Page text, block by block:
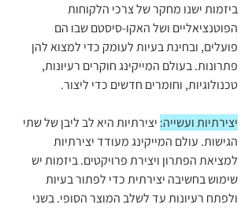
ביזמות ישנו מחקר של צרכי הלקוחות
הפוטנציאליים ושל האקו-סיסטם שבו הם
פועלים, ובחינת בעיות לעומק כדי למצוא להן
פתרונות. בעולם המייקינג חוקרים רעיונות,
טכנולוגיות, וחומרים חדשים כדי ליצור.
יצירתיות ועשייה: יצירתיות היא לב ליבן של שתי
הגישות. עולם המייקינג מעודד יצירתיות
למציאת הפתרון ויצירת פרויקטים. ביזמות יש
שימוש בחשיבה יצירתית כדי לפתור בעיות
ולפתח רעיונות עד לשלב המוצר הסופי. בשני